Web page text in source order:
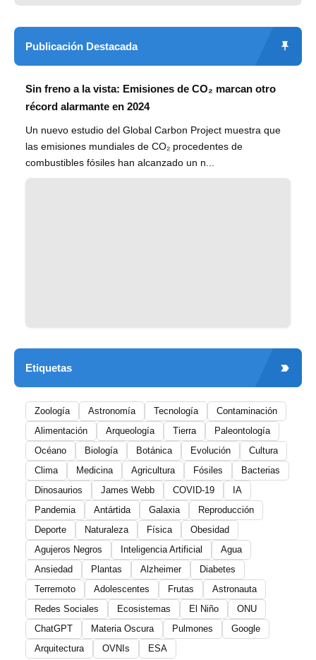
Publicación Destacada
Sin freno a la vista: Emisiones de CO₂ marcan otro
récord alarmante en 2024
Un nuevo estudio del Global Carbon Project muestra que
las emisiones mundiales de CO₂ procedentes de
combustibles fósiles han alcanzado un n...
Etiquetas
Zoología Astronomía Tecnología
Contaminación
Alimentación
Arqueología Tierra
Paleontología
Océano
Biología Botánica Evolución
Cultura
Clima
Medicina Agricultura Fósiles
Bacterias
Dinosaurios
James Webb COVID-19
IA
Pandemia
Antártida Galaxia
Reproducción
Deporte
Naturaleza Física
Obesidad
Agujeros Negros
Inteligencia Artificial
Agua
Ansiedad
Plantas Alzheimer
Diabetes
Terremoto
Adolescentes Frutas
Astronauta
Redes Sociales
Ecosistemas El Niño
ONU
ChatGPT
Materia Oscura Pulmones
Google
Arquitectura
OVNIs ESA